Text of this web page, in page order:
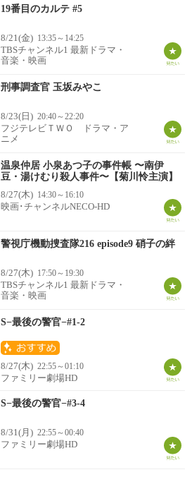
19番目のカルテ #5
8/21(金) 13:35～14:25
TBSチャンネル1 最新ドラマ・
音楽・映画
刑事調査官 玉坂みやこ
8/23(日) 20:40～22:20
フジテレビＴＷＯ ドラマ・ア
ニメ
温泉仲居 小泉あつ子の事件帳 〜南伊
豆・湯けむり殺人事件〜【菊川怜主演】
8/27(木) 14:30～16:10
映画･チャンネルNECO-HD
警視庁機動捜査隊216 episode9 硝子の絆
8/27(木) 17:50～19:30
TBSチャンネル1 最新ドラマ・
音楽・映画
S−最後の警官−#1-2
8/27(木) 22:55～01:10
ファミリー劇場HD
S−最後の警官−#3-4
8/31(月) 22:55～00:40
ファミリー劇場HD